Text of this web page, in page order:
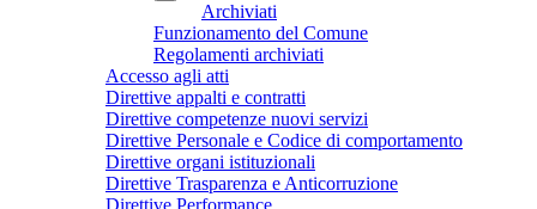
Archiviati
Funzionamento del Comune
Regolamenti archiviati
Accesso agli atti
Direttive appalti e contratti
Direttive competenze nuovi servizi
Direttive Personale e Codice di comportamento
Direttive organi istituzionali
Direttive Trasparenza e Anticorruzione